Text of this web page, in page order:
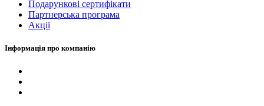
Подарункові сертифікати
Партнерська програма
Акції
Інформація про компанію